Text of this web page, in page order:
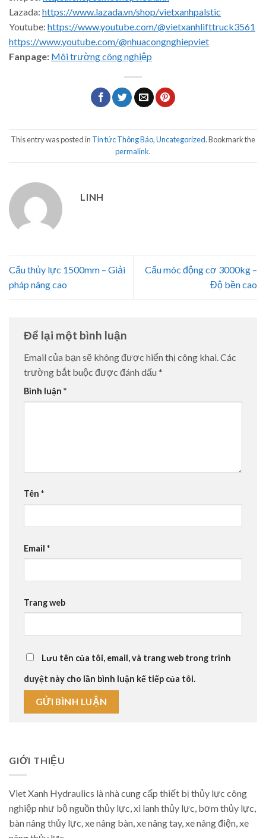
Lazada: https://www.lazada.vn/shop/vietxanhpalstic
Youtube: https://www.youtube.com/@vietxanhlifttruck3561
https://www.youtube.com/@nhuacongnghiepviet
Fanpage: Môi trường công nghiệp
This entry was posted in Tin tức Thông Báo,Uncategorized. Bookmark the
permalink.
LINH
Cẩu thủy lực 1500mm – Giải
pháp nâng cao
Cẩu móc động cơ 3000kg –
Độ bền cao
Để lại một bình luận
Email của bạn sẽ không được hiển thị công khai.Các
trường bắt buộc được đánh dấu *
Bình luận *
Tên *
Email *
Trang web
Lưu tên của tôi, email, và trang web trong trình
duyệt này cho lần bình luận kế tiếp của tôi.
GIỚI THIỆU
Viet Xanh Hydraulics là nhà cung cấp thiết bị thủy lực công
nghiệp như bộ nguồn thủy lực, xi lanh thủy lực, bơm thủy lực,
bàn nâng thủy lực, xe nâng bàn, xe nâng tay, xe nâng điện, xe